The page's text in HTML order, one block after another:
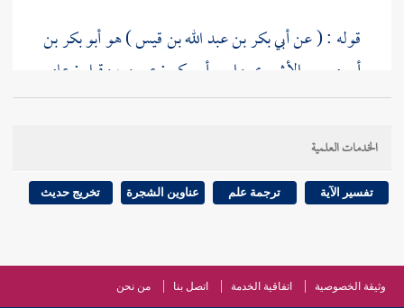
قوله : ( عنأبي بكر بن عبد الله بن قيس) هو أبو بكر بن
أبي موسى الأشعري واسم أبي بكر : عمرو ، وقيل : عامر
.
قوله - صلى الله عليه وسلم - : (
ينظروا إلى ربهم إلا رداء الكبر في جنة عدن) قال العلماء :
يفهمونه ويقرب الكلام إلى أفهامهم ، ويستعمل
الاستعارة وغيرها من أنواع المجاز ليقرب متناولها ، فعبر
الخدمات العلمية
تفسير الآية ترجمة علم عناوين الشجرة تخريج حديث
وثيقة الخصوصية اتفاقية الخدمة اتصل بنا من نحن